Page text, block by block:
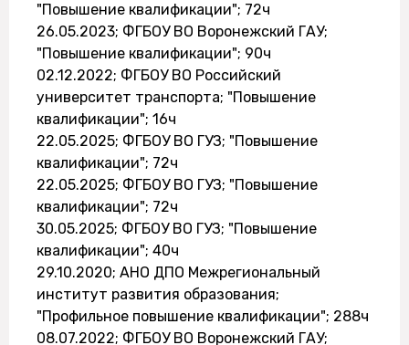
"Повышение квалификации"; 72ч
26.05.2023; ФГБОУ ВО Воронежский ГАУ;
"Повышение квалификации"; 90ч
02.12.2022; ФГБОУ ВО Российский
университет транспорта; "Повышение
квалификации"; 16ч
22.05.2025; ФГБОУ ВО ГУЗ; "Повышение
квалификации"; 72ч
22.05.2025; ФГБОУ ВО ГУЗ; "Повышение
квалификации"; 72ч
30.05.2025; ФГБОУ ВО ГУЗ; "Повышение
квалификации"; 40ч
29.10.2020; АНО ДПО Межрегиональный
институт развития образования;
"Профильное повышение квалификации"; 288ч
08.07.2022; ФГБОУ ВО Воронежский ГАУ;